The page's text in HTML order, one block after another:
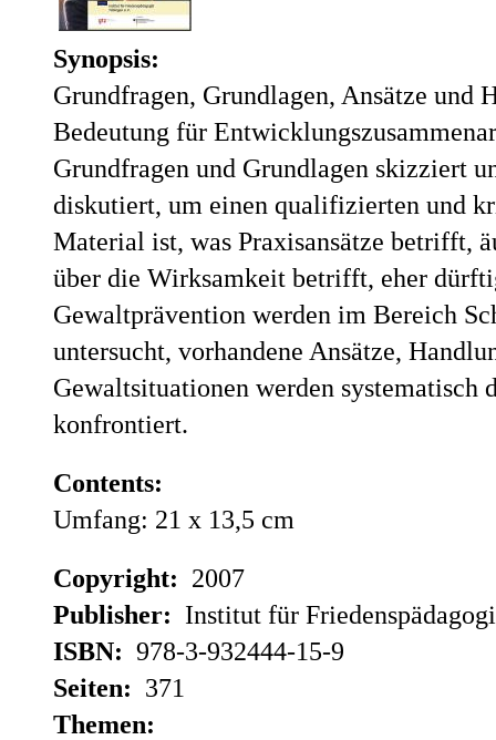
Synopsis:
Grundfragen, Grundlagen, Ansätze und
Bedeutung für
Grundfragen und Grundlagen skizziert
diskutiert, um einen qualifizierten und
Material ist, was Praxisansätze betrifft,
über die Wirksamkeit betrifft, eher
Gewaltprävention werden im Bereich
untersucht, vorhandene Ansätze,
Gewaltsituationen werden systematisch
konfrontiert.
Contents:
Umfang: 21 x 13,5 cm
Copyright: 2007
Publisher: Institut für
ISBN: 978-3-932444-15-9
Seiten: 371
Themen: